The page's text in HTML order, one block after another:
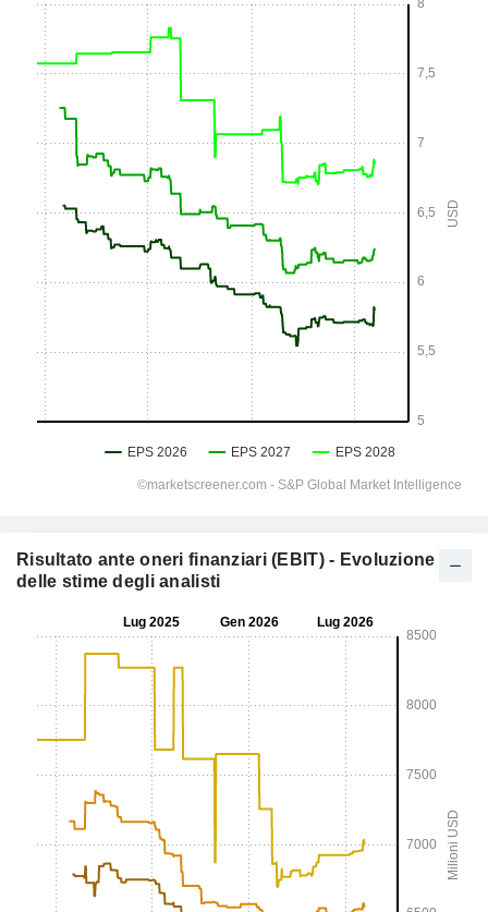
Risultato ante oneri finanziari (EBIT) - Evoluzione
delle stime degli analisti